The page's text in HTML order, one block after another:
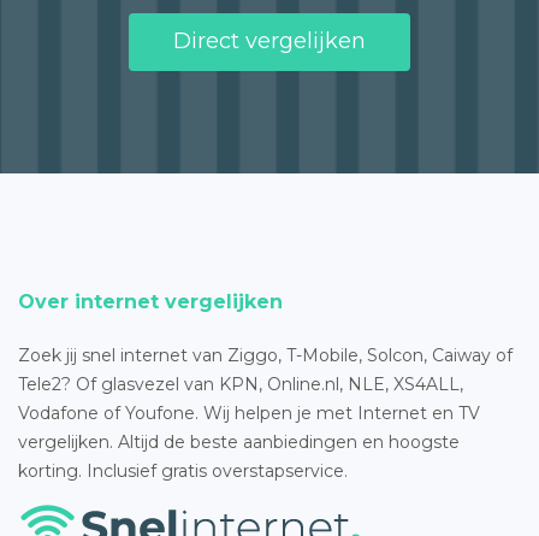
Direct vergelijken
Over internet vergelijken
Zoek jij snel internet van Ziggo, T-Mobile, Solcon, Caiway of
Tele2? Of glasvezel van KPN, Online.nl, NLE, XS4ALL,
Vodafone of Youfone. Wij helpen je met Internet en TV
vergelijken. Altijd de beste aanbiedingen en hoogste
korting. Inclusief gratis overstapservice.